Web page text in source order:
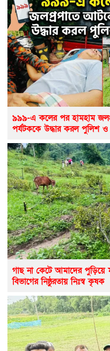
৯৯৯-এ কলের পর হামহাম
পর্যটককে উদ্ধার করল পুলিশ ও
গাছ না কেটে আমাদের
বিভাগের নিষ্ঠুরতায় নিঃস্ব কৃষক